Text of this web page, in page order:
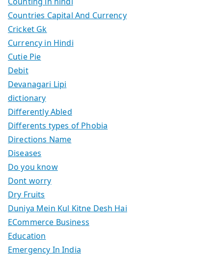
Countries Capital And Currency
Cricket Gk
Currency in Hindi
Cutie Pie
Debit
Devanagari Lipi
dictionary
Differently Abled
Differents types of Phobia
Directions Name
Diseases
Do you know
Dont worry
Dry Fruits
Duniya Mein Kul Kitne Desh Hai
ECommerce Business
Education
Emergency In India